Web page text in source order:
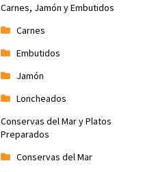
Carnes, Jamón y Embutidos
Carnes
Embutidos
Jamón
Loncheados
Conservas del Mar y Platos
Preparados
Conservas del Mar